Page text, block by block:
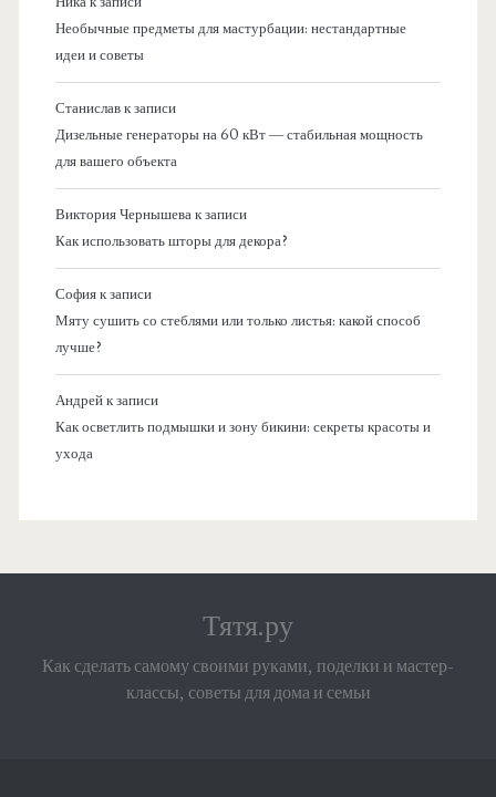
Необычные предметы для мастурбации: нестандартные
идеи и советы
Станиславк записи
Дизельные генераторы на 60 кВт — стабильная мощность
для вашего объекта
Виктория Чернышевак записи
Как использовать шторы для декора?
Софияк записи
Мяту сушить со стеблями или только листья: какой способ
лучше?
Андрейк записи
Как осветлить подмышки и зону бикини: секреты красоты и
ухода
Тятя.ру
Как сделать самому своими руками, поделки и мастер-
классы, советы для дома и семьи